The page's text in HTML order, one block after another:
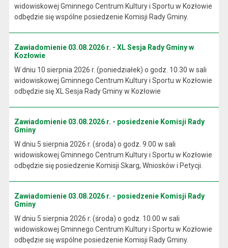
widowiskowej Gminnego Centrum Kultury i Sportu w Kozłowie
odbędzie się wspólne posiedzenie Komisji Rady Gminy.
Zawiadomienie 03.08.2026 r. - XL Sesja Rady Gminy w
Kozłowie
W dniu 10 sierpnia 2026 r. (poniedziałek) o godz. 10.30 w sali
widowiskowej Gminnego Centrum Kultury i Sportu w Kozłowie
odbędzie się XL Sesja Rady Gminy w Kozłowie
Zawiadomienie 03.08.2026 r. - posiedzenie Komisji Rady
Gminy
W dniu 5 sierpnia 2026 r. (środa) o godz. 9.00 w sali
widowiskowej Gminnego Centrum Kultury i Sportu w Kozłowie
odbędzie się posiedzenie Komisji Skarg, Wniosków i Petycji.
Zawiadomienie 03.08.2026 r. - posiedzenie Komisji Rady
Gminy
W dniu 5 sierpnia 2026 r. (środa) o godz. 10.00 w sali
widowiskowej Gminnego Centrum Kultury i Sportu w Kozłowie
odbędzie się wspólne posiedzenie Komisji Rady Gminy.